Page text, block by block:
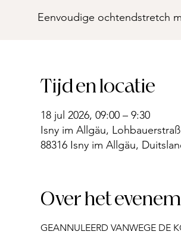
Eenvoudige ochtendstretch
Tijd en locatie
18 jul 2026, 09:00 – 9:30
Isny im Allgäu,
88316 Isny im Allgäu,
Over het
GEANNULEERD VANWEGE DE